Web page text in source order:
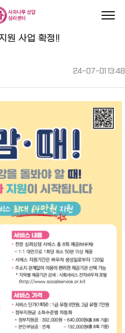
원 사업 확정!!
24-07-01 13:48